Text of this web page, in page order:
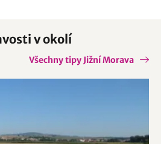
v okolí
Všechny tipy Jižní Morava